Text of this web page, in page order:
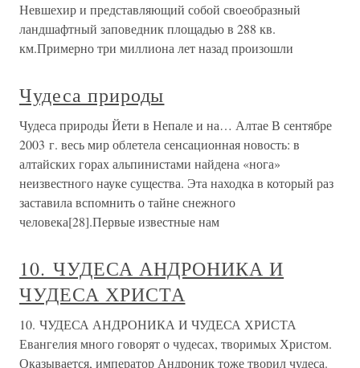
Невшехир и представляющий собой своеобразный
ландшафтный заповедник площадью в 288 кв.
км.Примерно три миллиона лет назад произошли
Чудеса природы
Чудеса природы Йети в Непале и на… Алтае В сентябре
2003 г. весь мир облетела сенсационная новость: в
алтайских горах альпинистами найдена «нога»
неизвестного науке существа. Эта находка в который раз
заставила вспомнить о тайне снежного
человека[28].Первые известные нам
10. ЧУДЕСА АНДРОНИКА И
ЧУДЕСА ХРИСТА
10. ЧУДЕСА АНДРОНИКА И ЧУДЕСА ХРИСТА
Евангелия много говорят о чудесах, творимых Христом.
Оказывается, император Андроник тоже творил чудеса.